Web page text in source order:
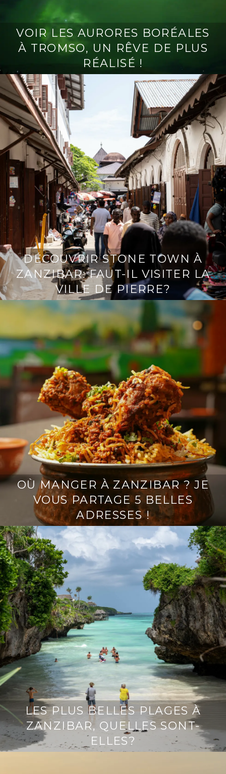
VOIR LES AURORES BORÉALES
À TROMSO, UN RÊVE DE PLUS
RÉALISÉ !
DÉCOUVRIR STONE TOWN À
ZANZIBAR: FAUT-IL VISITER LA
VILLE DE PIERRE?
OÙ MANGER À ZANZIBAR ? JE
VOUS PARTAGE 5 BELLES
ADRESSES !
LES PLUS BELLES PLAGES À
ZANZIBAR, QUELLES SONT-
ELLES?